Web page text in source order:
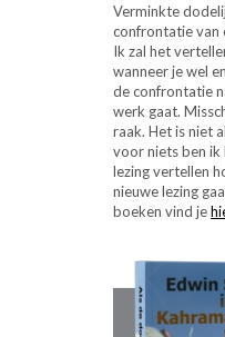
Verminkte
confrontatie van
Ik zal het
wanneer je wel
de confrontatie
werk gaat.
raak. Het is niet
voor niets ben ik
lezing vertellen
nieuwe lezing
boeken vind je